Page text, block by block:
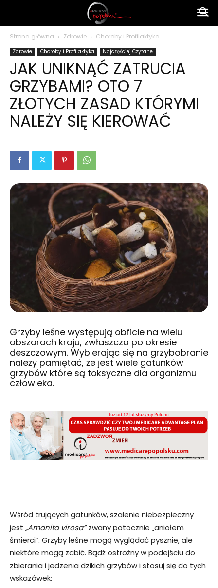
polsku
Strona główna Zdrowie Choroby i Profilaktyka
Zdrowie Choroby i Profilaktyka Najczęściej Czytane
JAK UNIKNĄĆ ZATRUCIA
GRZYBAMI? OTO 7
ZŁOTYCH ZASAD KTÓRYMI
NALEŻY SIĘ KIEROWAĆ
Grzyby leśne występują obficie na wielu
obszarach kraju, zwłaszcza po okresie
deszczowym. Wybierając się na grzybobranie
należy pamiętać, że jest wiele gatunków
grzybów które są toksyczne dla organizmu
człowieka.
Wśród trujących gatunków, szalenie niebezpieczny
jest „Amanita virosa”zwany potocznie „aniołem
śmierci”. Grzyby leśne mogą wyglądać pysznie, ale
niektóre mogą zabić. Bądź ostrożny w podejściu do
zbierania i jedzenia dzikich grzybów i stosuj się do tych
wskazówek: